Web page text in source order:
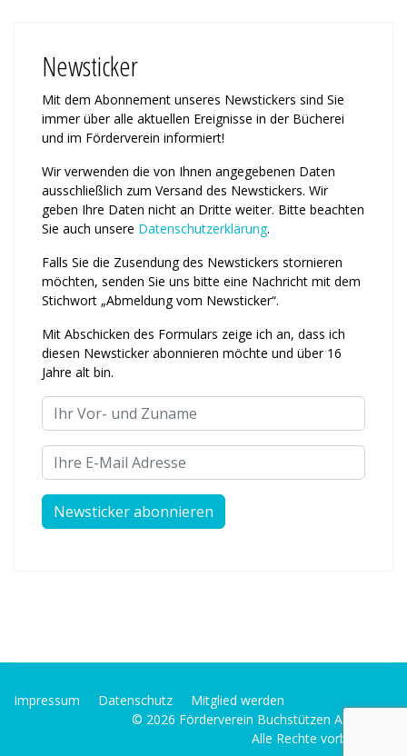
Newsticker
Mit dem Abonnement unseres News­tickers sind Sie
immer über alle ak­tu­ellen Ereignisse in der Bücherei
und im Förderverein informiert!
Wir verwenden die von Ihnen an­ge­ge­benen Daten
ausschließlich zum Ver­sand des Newstickers. Wir
geben Ihre Daten nicht an Dritte weiter. Bitte beachten
Sie auch unsere Daten­schutz­erklärung.
Falls Sie die Zusendung des News­tickers stornieren
möchten, senden Sie uns bitte eine Nachricht mit dem
Stichwort „Abmeldung vom News­ticker“.
Mit Abschicken des Formulars zeige ich an, dass ich
diesen Newsticker abonnieren möchte und über 16
Jahre alt bin.
Ihr Vor- und Zuname
Ihre E-Mail Adresse
Impressum Datenschutz
Mitglied werden
© 2026 Förderverein Buchstützen Alfter e. V.
Alle Rechte vorbehalten.